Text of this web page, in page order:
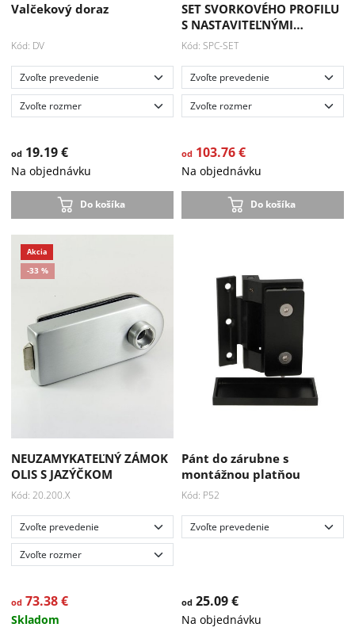
Valčekový doraz
Kód: DV
od19.19 €
Na objednávku
Do košíka
Akcia
-15 %
SET SVORKOVÉHO PROFILU
S NASTAVITEĽNÝMI…
Kód: SPC-SET
od 103.76 €
Na objednávku
Do košíka
NEUZAMYKATEĽNÝ ZÁMOK
OLIS S JAZÝČKOM
Kód: 20.200.X
od73.38 €
Skladom
Pánt do zárubne s
montážnou platňou
Kód: P52
od 25.09 €
Na objednávku